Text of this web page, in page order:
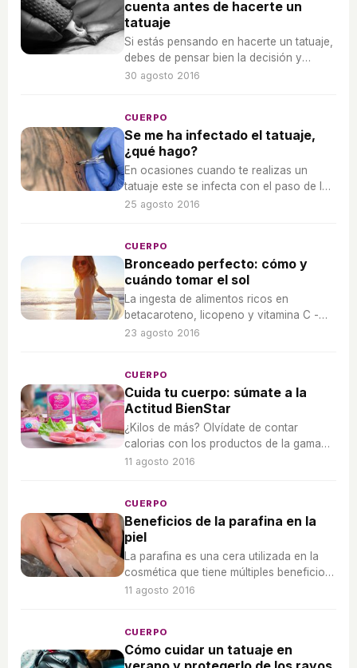
cuenta antes de hacerte un
tatuaje
Si estás pensando en hacerte un tatuaje,
debes de pensar bien la decisión y
conocer cómo es el procedimiento y
30 agosto 2016
CUERPO
Se me ha infectado el tatuaje,
¿qué hago?
En ocasiones cuando te realizas un
tatuaje este se infecta con el paso de los
días. Es preciso que cuides bien tu piel
25 agosto 2016
CUERPO
Bronceado perfecto: cómo y
cuándo tomar el sol
La ingesta de alimentos ricos en
betacaroteno, licopeno y vitamina C -
como la zanahoria, la calabaza y el
23 agosto 2016
CUERPO
Cuida tu cuerpo: súmate a la
Actitud BienStar
¿Kilos de más? Olvídate de contar
calorias con los productos de la gama
BienStar de ElPozo.
11 agosto 2016
CUERPO
Beneficios de la parafina en la
piel
La parafina es una cera utilizada en la
cosmética que tiene múltiples beneficios
para la piel. Bien sea en un centro de
11 agosto 2016
CUERPO
Cómo cuidar un tatuaje en